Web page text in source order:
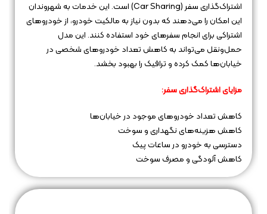
اشتراک‌گذاری سفر (Car Sharing) است. این خدمات به شهروندان
این امکان را می‌دهند که بدون نیاز به مالکیت خودرو، از خودروهای
اشتراکی برای انجام سفرهای خود استفاده کنند. این مدل
حمل‌ونقل می‌تواند به کاهش تعداد خودروهای شخصی در
خیابان‌ها کمک کرده و ترافیک را بهبود بخشد.
مزایای اشتراک‌گذاری سفر:
کاهش تعداد خودروهای موجود در خیابان‌ها
کاهش هزینه‌های نگهداری و سوخت
دسترسی به خودرو در ساعات پیک
کاهش آلودگی و مصرف سوخت